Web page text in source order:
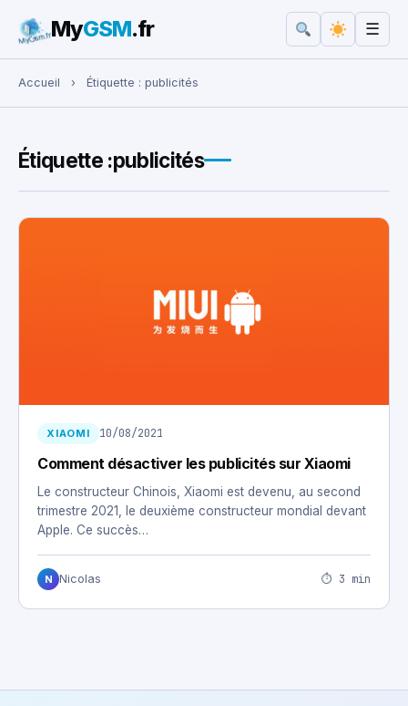
Rechercher :
MyGSM.fr ☰
Accueil › Étiquette : publicités
Étiquette :publicités
XIAOMI 10/08/2021
Comment désactiver les publicités sur Xiaomi
Le constructeur Chinois, Xiaomi est devenu, au second
trimestre 2021, le deuxième constructeur mondial devant
Apple. Ce succès…
N Nicolas ⏱ 3 min